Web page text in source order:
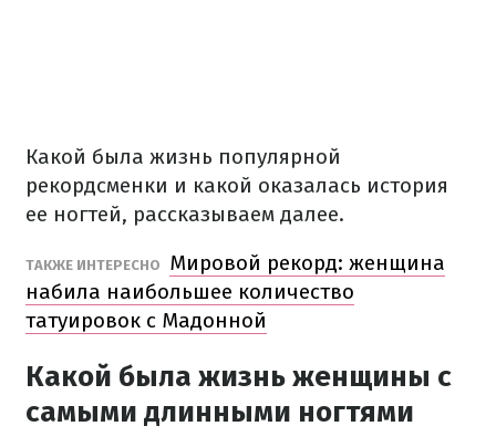
Какой была жизнь популярной
рекордсменки и какой оказалась история
ее ногтей, рассказываем далее.
ТАКЖЕ ИНТЕРЕСНО
Мировой рекорд: женщина
набила наибольшее количество
татуировок с Мадонной
Какой была жизнь женщины с
самыми длинными ногтями